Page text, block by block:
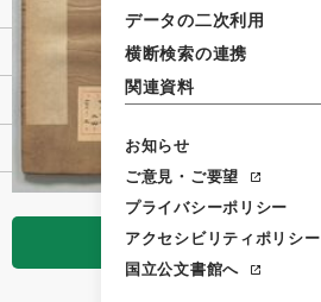
データの二次利用
横断検索の連携
関連資料
お知らせ
ご意見・ご要望
プライバシーポリシー
アクセシビリティポリシー
国立公文書館へ
閲覧